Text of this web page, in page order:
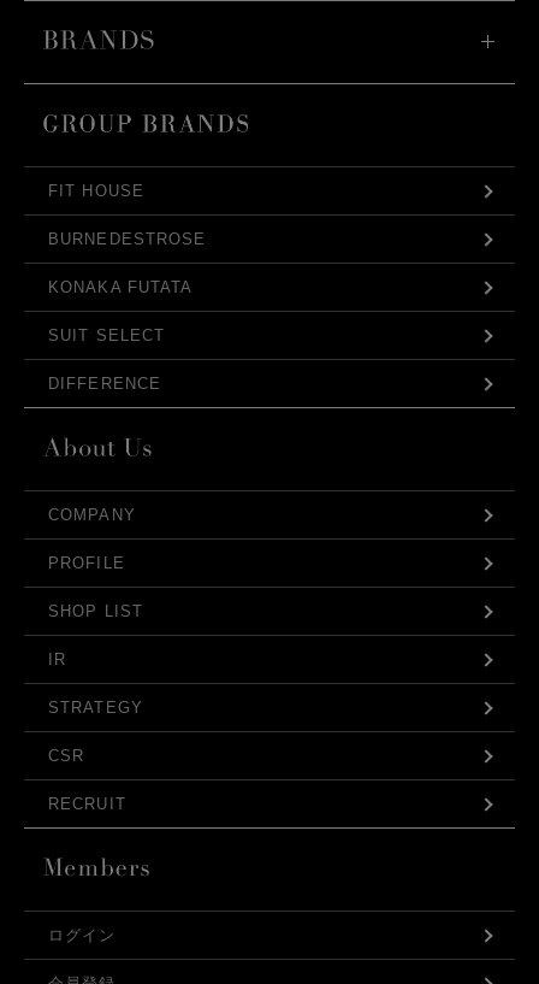
FIT HOUSE
BURNEDESTROSE
KONAKA FUTATA
SUIT SELECT
DIFFERENCE
COMPANY
PROFILE
SHOP LIST
IR
STRATEGY
CSR
RECRUIT
ログイン